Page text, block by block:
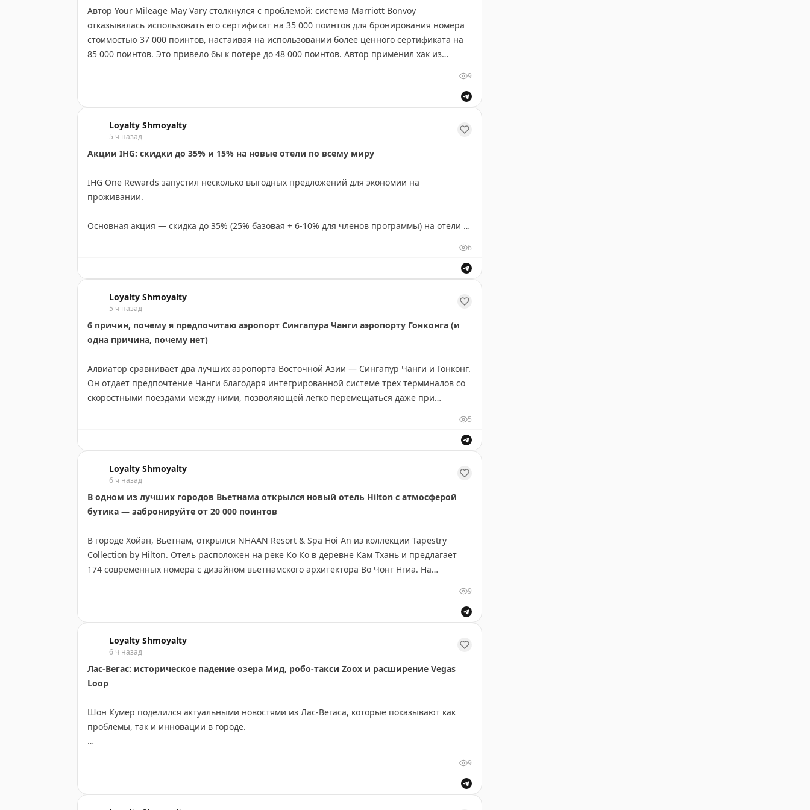
ограничения по датам или направлениям).
2. Колода «усиления» — бонусы и преимущества, которые облегчают путешествие и
открывают новые возможности.
создать по-настоящему увлекательную игру для всего сообщества путешественников.
Caroline Yoder|Frequent Miler
Автор Your Mileage May Vary столкнулся с проблемой: система Marriott Bonvoy
отказывалась использовать его сертификат на 35 000 поинтов для бронирования номера
стоимостью 37 000 поинтов, настаивая на использовании более ценного сертификата на
85 000 поинтов. Это привело бы к потере до 48 000 поинтов. Автор применил хак из
сертификат на 85 000 поинтов привязанным к фиктивному бронированию, чтобы
защитить его от несанкционированного использования Marriott, как это случилось ранее.
Your Mileage May Vary| Original
9
Loyalty Shmoyalty
5 ч назад
Акции IHG: скидки до 35% и 15% на новые отели по всему миру
IHG One Rewards запустил несколько выгодных предложений для экономии на
проживании.
Основная акция — скидка до 35% (25% базовая + 6-10% для членов программы) на отели в
Дополнительно IHG продлил акцию со скидкой 15% на новые и отремонтированные отели
сети. Главное изменение — скидка теперь действует 6 месяцев вместо 3 месяцев с
момента открытия отеля. Это дает больше времени на использование предложения.
Полный список участвующих новых отелей доступен на сайте программы IHG One
сети.
Эти акции идеальны для планирования путешествий и накопления поинтов программы
6
Loyalty Shmoyalty
5 ч назад
6 причин, почему я предпочитаю аэропорт Сингапура Чанги аэропорту Гонконга (и
одна причина, почему нет)
Алвиатор сравнивает два лучших аэропорта Восточной Азии — Сингапур Чанги и Гонконг.
Он отдает предпочтение Чанги благодаря интегрированной системе трех терминалов со
скоростными поездами между ними, позволяющей легко перемещаться даже при
магазинами (Irvin's, Bengawan Solo). Еще один плюс — быстрое прохождение иммиграции
через биометрические ворота (10 секунд) для всех путешественников. Гонконг
проигрывает по масштабу развлечений, хотя имеет преимущество в системе посадки на
борт. Вывод: Чанги — более удобный и интересный аэропорт для транзита.
The Alviator|Original
5
Loyalty Shmoyalty
6 ч назад
В одном из лучших городов Вьетнама открылся новый отель Hilton с атмосферой
бутика — забронируйте от 20 000 поинтов
В городе Хойан, Вьетнам, открылся NHAAN Resort & Spa Hoi An из коллекции Tapestry
Collection by Hilton. Отель расположен на реке Ко Ко в деревне Кам Тхань и предлагает
174 современных номера с дизайном вьетнамского архитектора Во Чонг Нгиа. На
изготовлению фонариков и резьбе по дереву. Гости могут исследовать исторический город
поинтов Hilton Honors за ночь для членов программы лояльности.
Tanner Saunders
9
Loyalty Shmoyalty
6 ч назад
Лас-Вегас: историческое падение озера Мид, робо-такси Zoox и расширение Vegas
Loop
Шон Кумер поделился актуальными новостями из Лас-Вегаса, которые показывают как
проблемы, так и инновации в городе.
9